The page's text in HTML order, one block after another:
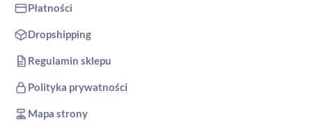
Płatności
Dropshipping
Regulamin sklepu
Polityka prywatności
Mapa strony